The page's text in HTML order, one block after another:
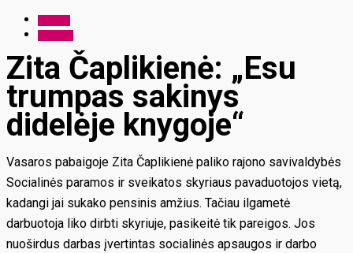
Zita Čaplikienė: „Esu
trumpas sakinys
didelėje knygoje“
Vasaros pabaigoje Zita Čaplikienė paliko rajono savivaldybės
Socialinės paramos ir sveikatos skyriaus pavaduotojos vietą,
kadangi jai sukako pensinis amžius. Tačiau ilgametė
darbuotoja liko dirbti skyriuje, pasikeitė tik pareigos. Jos
nuoširdus darbas įvertintas socialinės apsaugos ir darbo